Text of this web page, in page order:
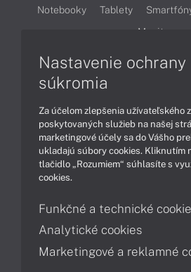
Notebooky Tablety
Monitory
Technológie
Obsah
Možnosti
Podpora a servis
Servisné
Kontakty
Nastavenie ochrany
súkromia
Za účelom zlepšenia užívateľského
poskytovaných služieb na našej
marketingové účely sa do Vášho
ukladajú súbory cookies. Kliknutím
tlačidlo „Rozumiem“ súhlasíte s
cookies.
Funkčné a technické
Analytické cookies
Marketingové a reklamné